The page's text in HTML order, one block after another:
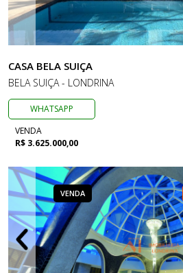
CASA BELA SUIÇA
BELA SUIÇA - LONDRINA
WHATSAPP
VENDA
R$ 3.625.000,00
VENDA